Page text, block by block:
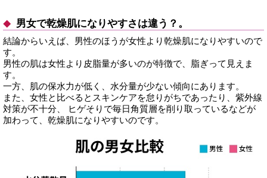
男女で乾燥肌になりやすさは違う？。
結論からいえば、男性のほうが女性より乾燥肌になりやすいので
す。
男性の肌は女性より皮脂量が多いのが特徴で、脂ぎって見えま
す。
一方、肌の保水力が低く、水分量が少ない傾向にあります。
また、女性と比べるとスキンケアを怠りがちであったり、紫外線
対策が不十分、 ヒゲそりで毎日角質層を削り取っているなどが
加わって、乾燥肌になりやすいのです。